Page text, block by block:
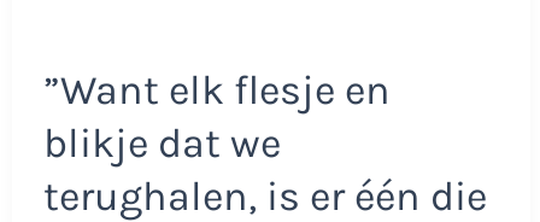
”Want elk flesje en
blikje dat we
terughalen, is er één die